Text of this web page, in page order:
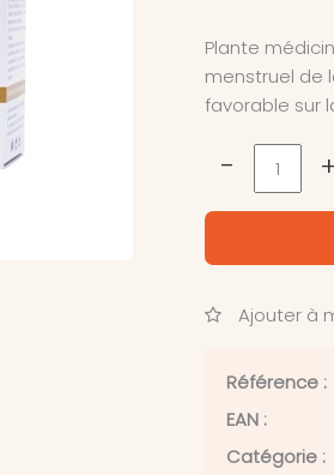
Plante
menstruel de
favorable sur
- +
Ajouter à
Référence :
EAN :
Catégorie :